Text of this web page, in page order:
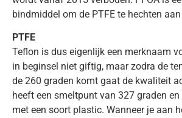
bindmiddel om de PTFE te hechten
PTFE
Teflon is dus eigenlijk een merknaam
in beginsel niet giftig, maar zodra de
de 260 graden komt gaat de kwaliteit
heeft een smeltpunt van 327 graden
met een soort plastic. Wanneer je aan